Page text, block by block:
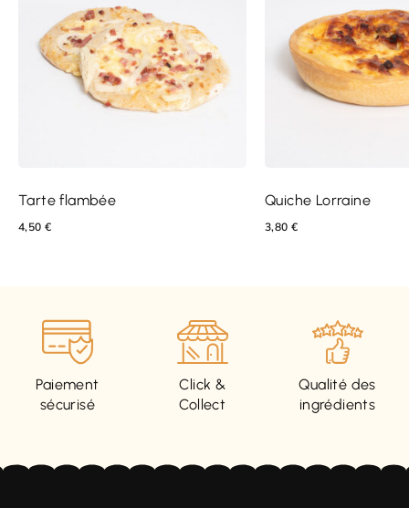
Tarte flambée
4,50 €
Quiche Lorraine
3,80 €
Paiement
sécurisé
Click &
Collect
Qualité des
ingrédients